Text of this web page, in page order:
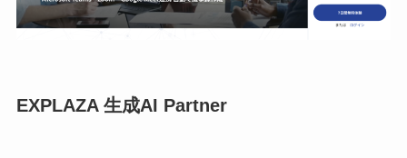
EXPLAZA 生成AI Partner